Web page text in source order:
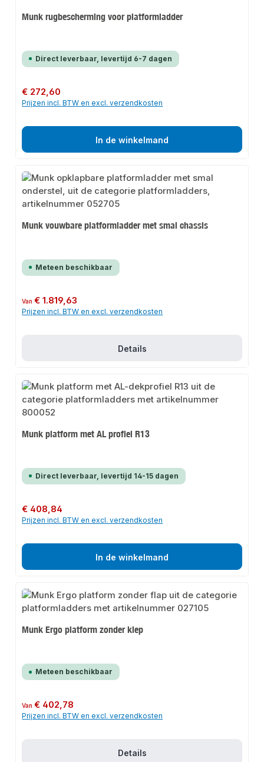
Munk rugbescherming voor platformladder
Direct leverbaar, levertijd 6-7 dagen
Normale prijs:
€ 272,60
Prijzen incl. BTW en excl. verzendkosten
In de winkelmand
Munk vouwbare platformladder met smal chassis
Meteen beschikbaar
Normale prijs:
Van€ 1.819,63
Prijzen incl. BTW en excl. verzendkosten
Details
Munk platform met AL profiel R13
Direct leverbaar, levertijd 14-15 dagen
Normale prijs:
€ 408,84
Prijzen incl. BTW en excl. verzendkosten
In de winkelmand
Munk Ergo platform zonder klep
Meteen beschikbaar
Normale prijs:
Van€ 402,78
Prijzen incl. BTW en excl. verzendkosten
Details